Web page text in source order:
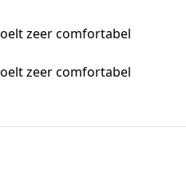
zeer comfortabel
zeer comfortabel